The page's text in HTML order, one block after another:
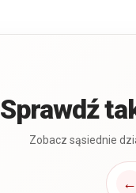
Sprawdź
Zobacz sąsiednie
←